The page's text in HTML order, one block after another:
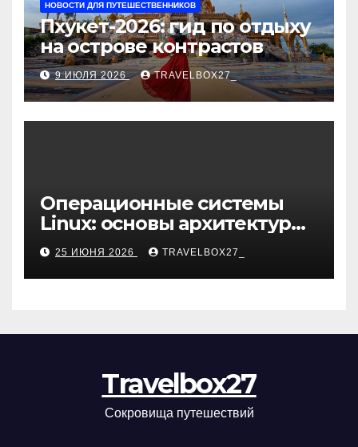
НОВОСТИ ДЛЯ ПУТЕШЕСТВЕННИКОВ
Пхукет-2026: гид по отдыху
на острове контрастов
9 ИЮЛЯ 2026 TRAVELBOX27_
Операционные системы
Linux: основы архитектуры,
компоненты и области
применения
25 ИЮНЯ 2026 TRAVELBOX27_
Travelbox27
Сокровища путешествий